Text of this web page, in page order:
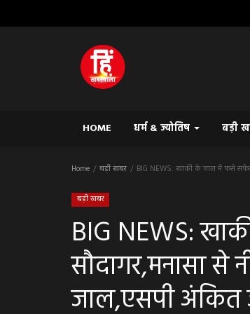
HOME धर्म & ज्योतिष बड़ी
Home बड़ी खबर BIG NEWS: खाकी के जाल में फंसे
बड़ी खबर
BIG NEWS:
सौदागर,मनासा
जाल,एसपी अंकित